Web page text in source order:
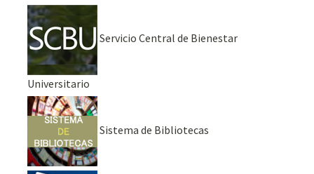
Servicio Central de Bienestar
Universitario
Sistema de Bibliotecas